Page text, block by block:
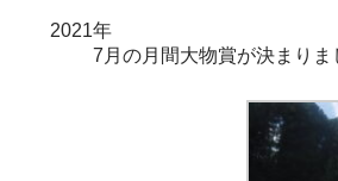
2021年
7月の月間大物賞が決まりま